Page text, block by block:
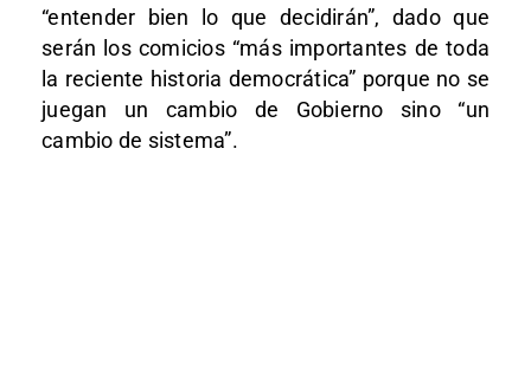
“entender bien lo que decidirán”, dado que
serán los comicios “más importantes de toda
la reciente historia democrática” porque no se
juegan un cambio de Gobierno sino “un
cambio de sistema”.